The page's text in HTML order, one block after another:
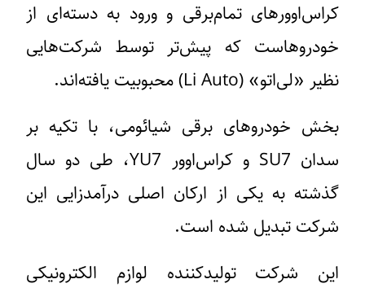
کراس‌اوورهای تمام‌برقی و ورود به دسته‌ای از
خودروهاست که پیش‌تر توسط شرکت‌هایی
نظیر «لی‌اتو» (Li Auto) محبوبیت یافته‌اند.
بخش خودروهای برقی شیائومی، با تکیه بر
سدان SU7 و کراس‌اوور YU7، طی دو سال
گذشته به یکی از ارکان اصلی درآمدزایی این
شرکت تبدیل شده است.
این شرکت تولیدکننده لوازم الکترونیکی